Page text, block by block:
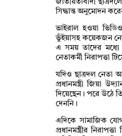
জাতীয়তাবাদী
সিদ্ধান্ত অনুমোদন
ভাইরাল হওয়া
ভুঁইয়াসহ কয়েকজন
এ সময় তাদের
নেতাকর্মী নিরাপত্তা
যদিও ছাত্রদল নেতা
প্রধানমন্ত্রী জিয়া
দিয়েছেন। পরে উঠে
দেননি।
এদিকে সামাজিক
প্রধানমন্ত্রীর